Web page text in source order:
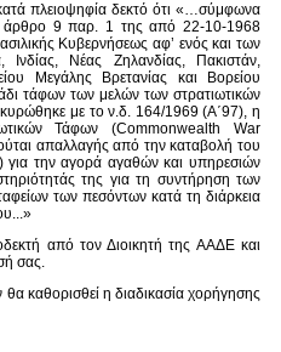
πλειοψηφία δεκτό ότι «…σύμφωνα
9 παρ. 1 της από 22-10-1968
Κυβερνήσεως αφ’ ενός και των
Ινδίας, Νέας Ζηλανδίας, Πακιστάν,
Μεγάλης Βρετανίας και Βορείου
τάφων των μελών των στρατιωτικών
με το ν.δ. 164/1969 (Α΄97), η
Τάφων (Commonwealth War
απαλλαγής από την καταβολή του
την αγορά αγαθών και υπηρεσιών
της για τη συντήρηση των
των πεσόντων κατά τη διάρκεια
από τον Διοικητή της ΑΑΔΕ και
σας.
καθορισθεί η διαδικασία χορήγησης